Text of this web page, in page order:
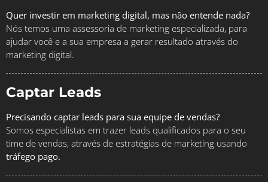
Quer investir em marketing digital, mas não entende nada?
Nós temos uma assessoria de marketing especializada, para
ajudar você e a sua empresa a gerar resultado através do
marketing digital.
Captar Leads
Precisando captar leads para sua equipe de vendas?
Somos especialistas em trazer leads qualificados para o seu
time de vendas, através de estratégias de marketing usando
tráfego pago.